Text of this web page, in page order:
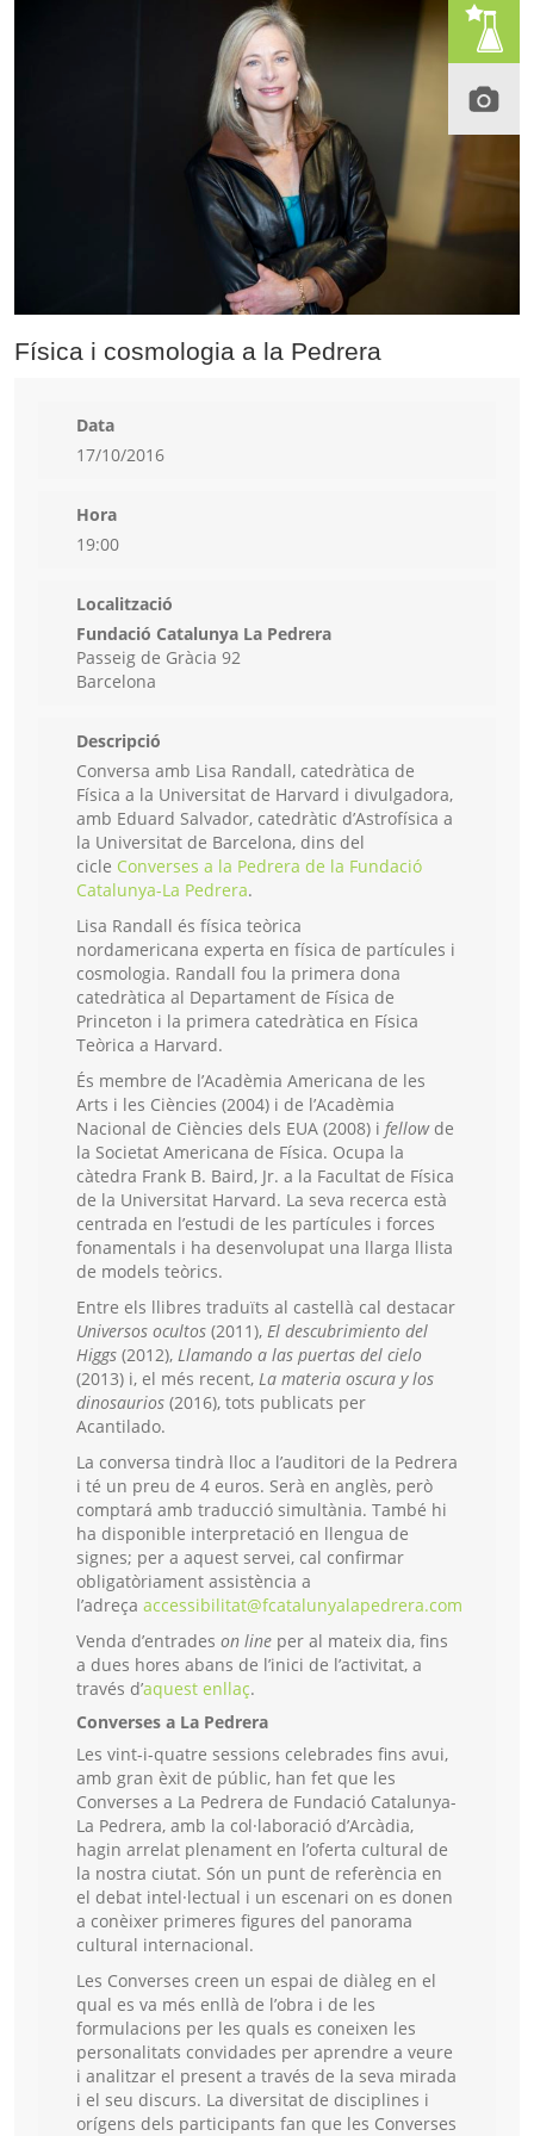
Física i cosmologia a la Pedrera
Data
17/10/2016
Hora
19:00
Localització
Fundació Catalunya La Pedrera
Passeig de Gràcia 92
Barcelona
Descripció
Conversa amb Lisa Randall, catedràtica de
Física a la Universitat de Harvard i divulgadora,
amb Eduard Salvador, catedràtic d’Astrofísica a
la Universitat de Barcelona, dins del
cicle Converses a la Pedrera de la Fundació
Catalunya-La Pedrera.
Lisa Randall és física teòrica
nordamericana experta en física de partícules i
cosmologia. Randall fou la primera dona
catedràtica al Departament de Física de
Princeton i la primera catedràtica en Física
Teòrica a Harvard.
És membre de l’Acadèmia Americana de les
Arts i les Ciències (2004) i de l’Acadèmia
Nacional de Ciències dels EUA (2008) i fellowde
la Societat Americana de Física. Ocupa la
càtedra Frank B. Baird, Jr. a la Facultat de Física
de la Universitat Harvard. La seva recerca està
centrada en l’estudi de les partícules i forces
fonamentals i ha desenvolupat una llarga llista
de models teòrics.
Entre els llibres traduïts al castellà cal destacar
Universos ocultos (2011), El descubrimiento del
Higgs (2012), Llamando a las puertas del cielo
(2013) i, el més recent, La materia oscura y los
dinosaurios (2016), tots publicats per
Acantilado.
La conversa tindrà lloc a l’auditori de la Pedrera
i té un preu de 4 euros. Serà en anglès, però
comptará amb traducció simultània. També hi
ha disponible interpretació en llengua de
signes; per a aquest servei, cal confirmar
obligatòriament assistència a
l’adreça accessibilitat@fcatalunyalapedrera.com
Venda d’entrades on line per al mateix dia, fins
a dues hores abans de l’inici de l’activitat, a
través d’aquest enllaç.
Converses a La Pedrera
Les vint-i-quatre sessions celebrades fins avui,
amb gran èxit de públic, han fet que les
Converses a La Pedrera de Fundació Catalunya-
La Pedrera, amb la col·laboració d’Arcàdia,
hagin arrelat plenament en l’oferta cultural de
la nostra ciutat. Són un punt de referència en
el debat intel·lectual i un escenari on es donen
a conèixer primeres figures del panorama
cultural internacional.
Les Converses creen un espai de diàleg en el
qual es va més enllà de l’obra i de les
formulacions per les quals es coneixen les
personalitats convidades per aprendre a veure
i analitzar el present a través de la seva mirada
i el seu discurs. La diversitat de disciplines i
orígens dels participants fan que les Converses